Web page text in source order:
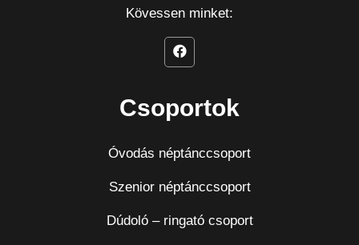
Kövessen minket:
Csoportok
Óvodás néptánccsoport
Szenior néptánccsoport
Dúdoló – ringató csoport